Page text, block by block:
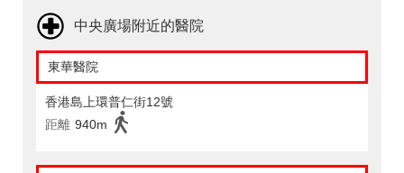
中央廣場附近的醫院
東華醫院
香港島上環普仁街12號
距離 940m